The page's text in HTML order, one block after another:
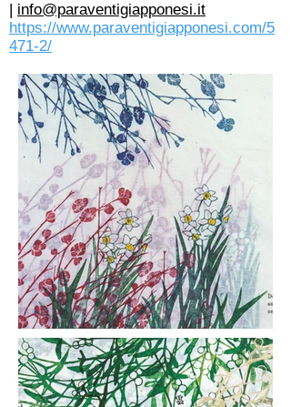
| info@paraventigiapponesi.it
https://www.paraventigiapponesi.com/5
471-2/